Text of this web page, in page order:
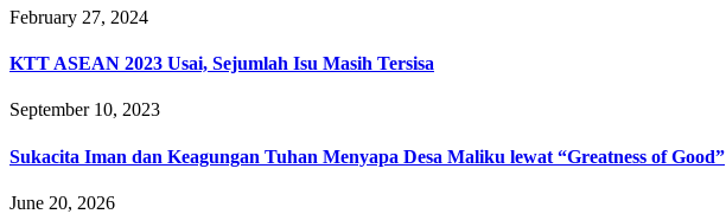
February 27, 2024
KTT ASEAN 2023 Usai, Sejumlah Isu Masih Tersisa
September 10, 2023
Sukacita Iman dan Keagungan Tuhan Menyapa Desa Maliku lewat “Greatness of Good”
June 20, 2026